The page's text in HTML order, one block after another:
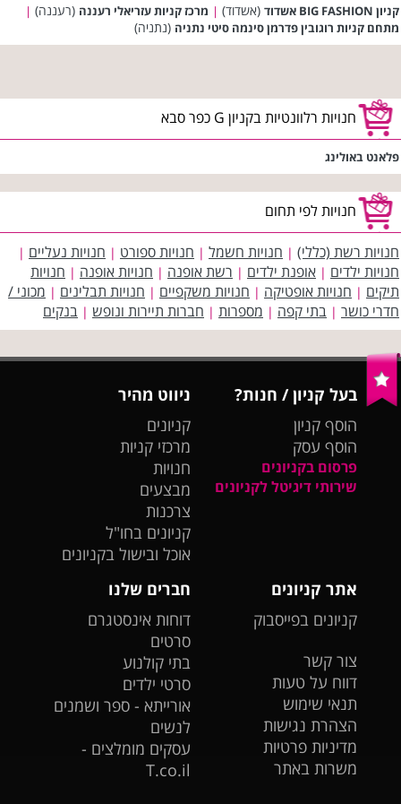
קניון BIG FASHION אשדוד (אשדוד) | מרכז קניות עזריאלי רעננה (רעננה) |
מתחם קניות רוגובין פדרמן סינמה סיטי נתניה (נתניה)
חנויות רלוונטיות בקניון G כפר סבא
פלאנט באולינג
חנויות לפי תחום
חנויות רשת (כללי) | חנויות חשמל | חנויות ספורט | חנויות נעליים |
חנויות ילדים | אופנת ילדים | רשת אופנה | חנויות אופנה | חנויות
תיקים | חנויות אופטיקה | חנויות משקפיים | חנויות תבלינים | מכוני /
חדרי כושר | בתי קפה | מספרות | חברות תיירות ונופש | בנקים
בעל קניון / חנות?
הוסף קניון
הוסף עסק
פרסום בקניונים
שירותי דיגיטל לקניונים
ניווט מהיר
קניונים
מרכזי קניות
חנויות
מבצעים
צרכנות
קניונים בחו"ל
אוכל ובישול בקניונים
אתר קניונים
קניונים בפייסבוק
צור קשר
דווח על טעות
תנאי שימוש
הצהרת נגישות
מדיניות פרטיות
משרות באתר
חברים שלנו
דוחות אינסטגרם
סרטים
בתי קולנוע
סרטי ילדים
אורייתא - ספר ושמנים
לנשים
עסקים מומלצים -
T.co.il